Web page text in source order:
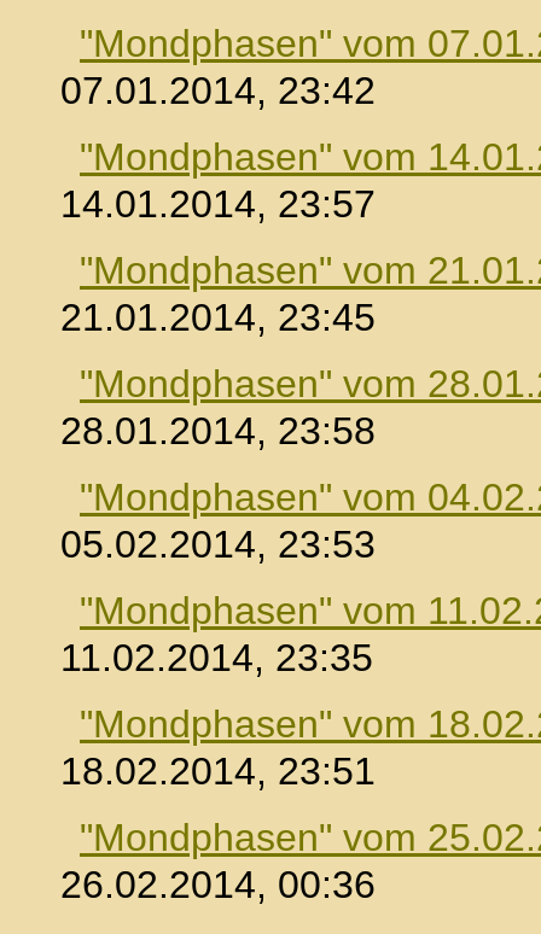
"Mondphasen" vom
07.01.2014, 23:42
"Mondphasen" vom
14.01.2014, 23:57
"Mondphasen" vom
21.01.2014, 23:45
"Mondphasen" vom
28.01.2014, 23:58
"Mondphasen" vom
05.02.2014, 23:53
"Mondphasen" vom
11.02.2014, 23:35
"Mondphasen" vom
18.02.2014, 23:51
"Mondphasen" vom
26.02.2014, 00:36